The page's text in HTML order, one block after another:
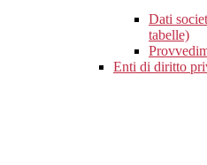
Dati
tabelle)
Enti di diritto